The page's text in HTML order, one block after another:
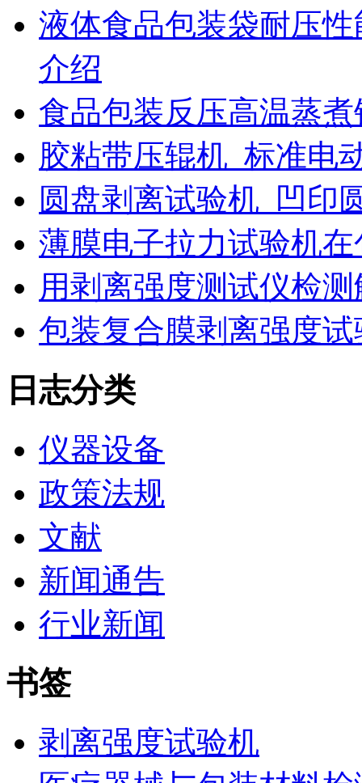
液体食品包装袋耐压
介绍
食品包装反压高温蒸
胶粘带压辊机_标准电
圆盘剥离试验机_凹印
薄膜电子拉力试验机
用剥离强度测试仪检
包装复合膜剥离强度
日志分类
仪器设备
政策法规
文献
新闻通告
行业新闻
书签
剥离强度试验机